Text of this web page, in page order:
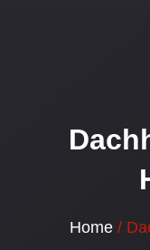
Home/